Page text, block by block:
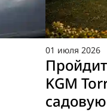
01 июля 2026
KGM